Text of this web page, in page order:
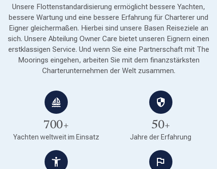
Unsere Flottenstandardisierung ermöglicht bessere Yachten,
bessere Wartung und eine bessere Erfahrung für Charterer und
Eigner gleichermaßen. Hierbei sind unsere Basen Reiseziele an
sich. Unsere Abteilung Owner Care bietet unseren Eignern einen
erstklassigen Service. Und wenn Sie eine Partnerschaft mit The
Moorings eingehen, arbeiten Sie mit dem finanzstärksten
Charterunternehmen der Welt zusammen.
700+
Yachten weltweit im Einsatz
50+
Jahre der Erfahrung